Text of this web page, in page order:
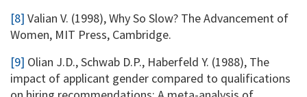
[8] Valian V. (1998), Why So Slow? The Advancement of
Women, MIT Press, Cambridge.
[9] Olian J.D., Schwab D.P., Haberfeld Y. (1988), The
impact of applicant gender compared to qualifications